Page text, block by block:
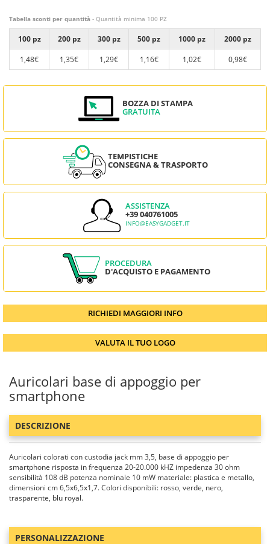
Tabella sconti per quantità - Quantità minima 100 PZ
100 pz 200 pz 300 pz 500 pz 1000 pz
2000 pz
1,48€
1,35€ 1,29€ 1,16€ 1,02€ 0,98€
BOZZA DI STAMPA
GRATUITA
TEMPISTICHE
CONSEGNA & TRASPORTO
ASSISTENZA
+39 040761005
INFO@EASYGADGET.IT
PROCEDURA
D'ACQUISTO E PAGAMENTO
RICHIEDI MAGGIORI INFO
VALUTA IL TUO LOGO
Auricolari base di appoggio per
smartphone
DESCRIZIONE
Auricolari colorati con custodia jack mm 3,5, base di appoggio per
smartphone risposta in frequenza 20-20.000 kHZ impedenza 30 ohm
sensibilità 108 dB potenza nominale 10 mW materiale: plastica e metallo,
dimensioni cm 6,5x6,5x1,7. Colori disponibili: rosso, verde, nero,
trasparente, blu royal.
PERSONALIZZAZIONE